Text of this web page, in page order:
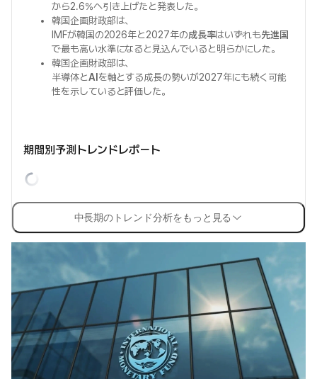
から2.6%へ引き上げたと発表した。
韓国企画財政部は、
IMFが韓国の2026年と2027年の成長率はいずれも先進国
で最も高い水準になると見込んでいると明らかにした。
韓国企画財政部は、
半導体とAI を軸とする成長の勢いが2027年にも続く可能
性を示していると評価した。
期間別予測トレンドレポート
中長期のトレンド分析をもっと見る